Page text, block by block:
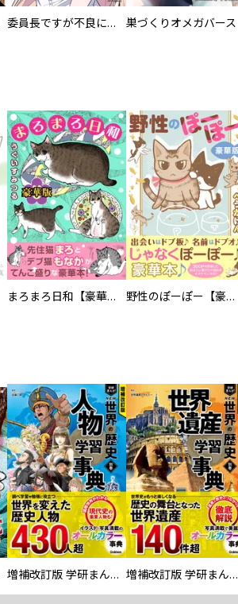
委員長ですが不良になるほど恋してます！ 巣づくりオメガバース
まろまろ日和【豪華版】 野性のぽーぽー【豪華版】
増補改訂版 学研まんが NEW世界の歴史 別巻 人物学習事典 増補改訂版 学研まんが NEW世界の歴史 別巻 世界遺産学習事典